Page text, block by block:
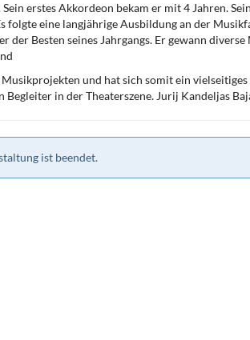
erstes Akkordeon bekam er mit 4 Jahren.
folgte eine langjährige Ausbildung an der
der Besten seines Jahrgangs. Er gewann
und hat sich somit ein
in der Theaterszene. Jurij Kandeljas
ist beendet.